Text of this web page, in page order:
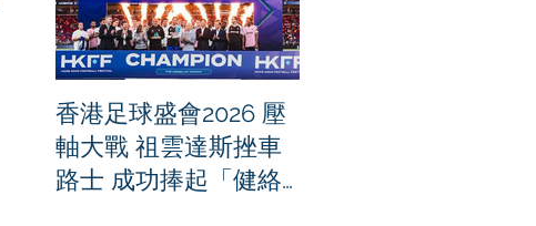
香港足球盛會2026 壓
軸大戰 祖雲達斯挫車
路士 成功捧起「健絡